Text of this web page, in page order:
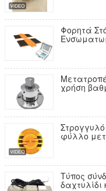
Φορητά
χρήση
φύλλο
Τύπος